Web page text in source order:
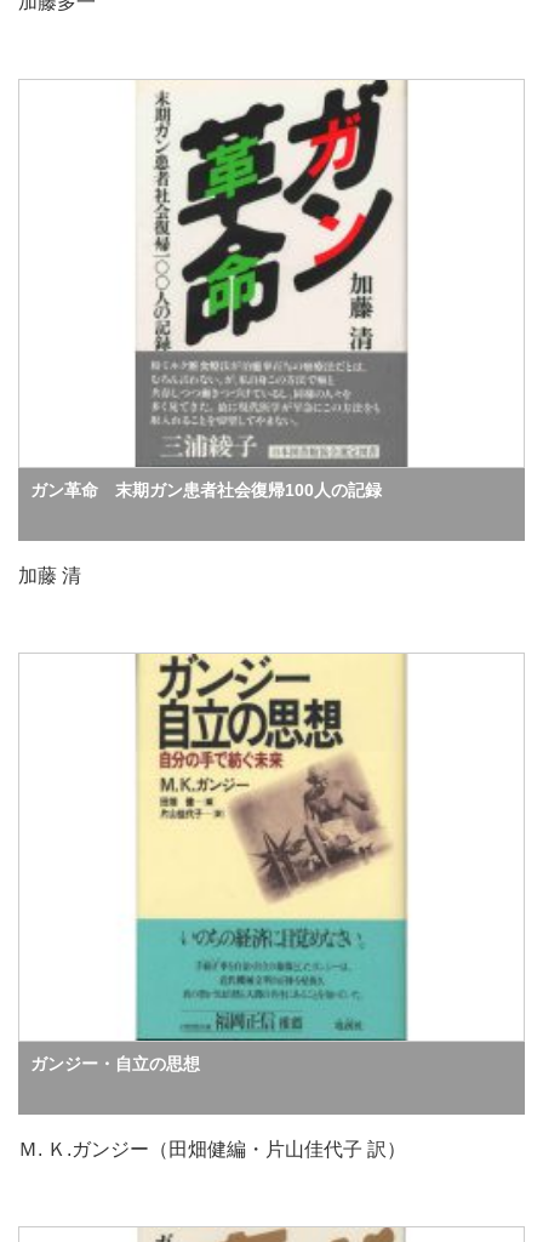
ガン革命 末期ガン患者社会復帰100人の記録
加藤 清
ガンジー・自立の思想
Ｍ. Ｋ.ガンジー（田畑健編・片山佳代子 訳）